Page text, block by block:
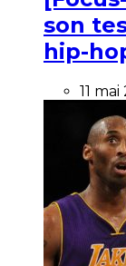
son
hip-
11